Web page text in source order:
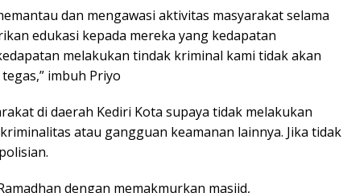
dan mengawasi aktivitas masyarakat selama
edukasi kepada mereka yang kedapatan
melakukan tindak kriminal kami tidak akan
imbuh Priyo
di daerah Kediri Kota supaya tidak melakukan
atau gangguan keamanan lainnya. Jika tidak
dengan memakmurkan masjid,